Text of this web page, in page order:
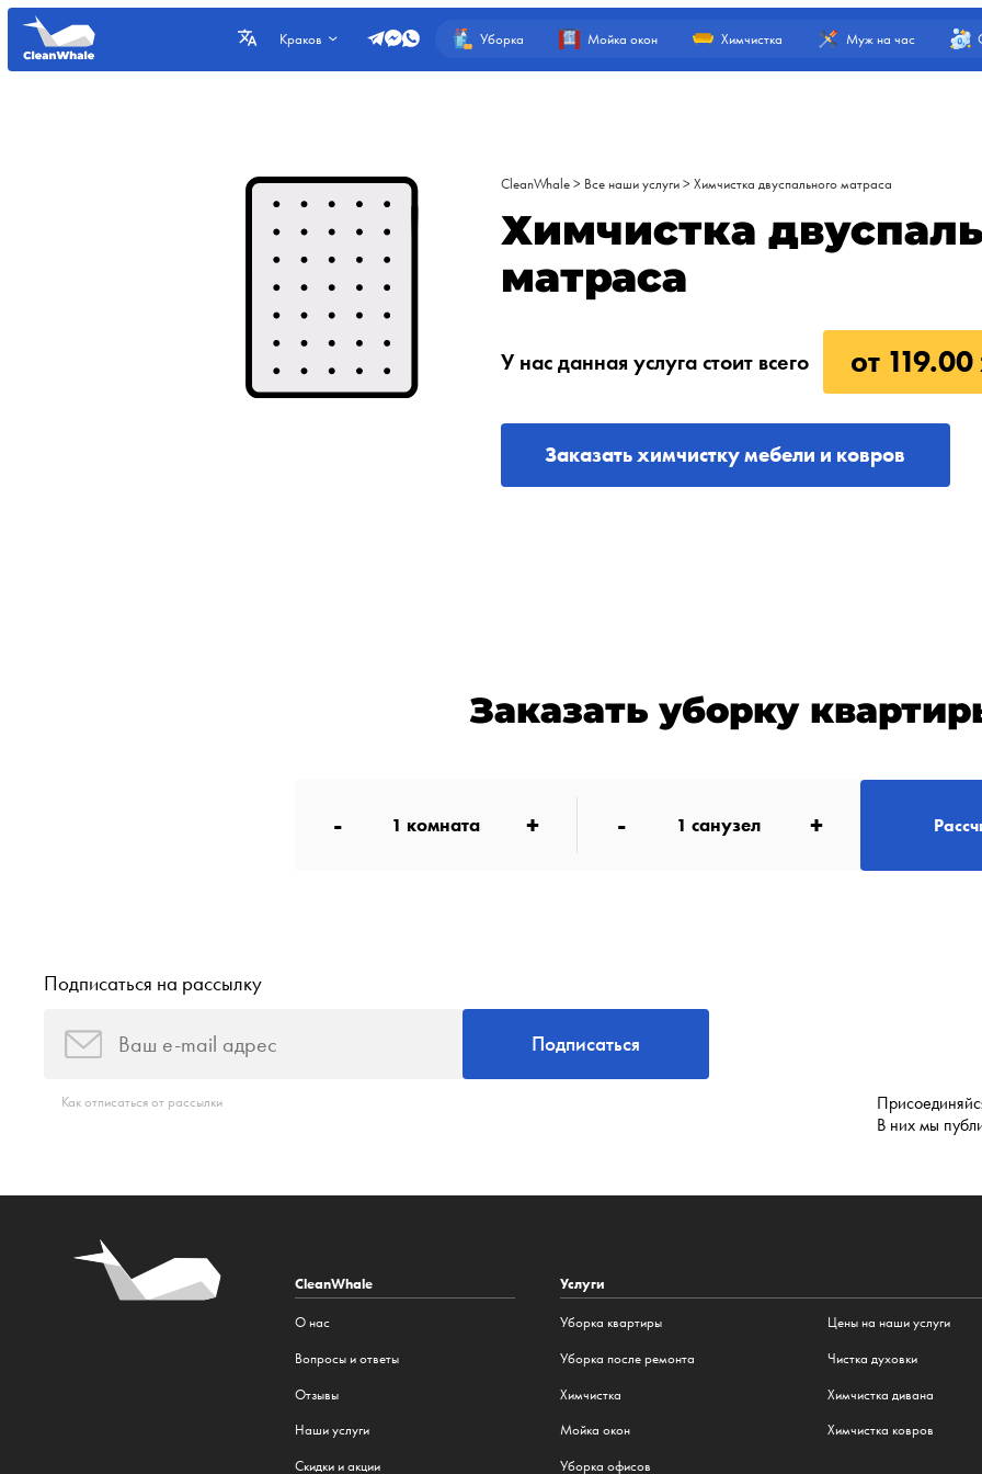
Краков Уборка Мойка окон Химчистка Муж на час
CleanWhale > Все наши услуги > Химчистка двуспального матраса
Химчистка
матраса
У нас данная услуга стоит всего от 119.00
Заказать химчистку мебели и ковров
Заказать уборку
- 1 комната + - 1 санузел +
Подписаться на рассылку
Подписаться
Как отписаться от рассылки
В них мы
CleanWhale
О нас
Вопросы и ответы
Отзывы
Наши услуги
Cкидки и акции
Услуги
Уборка квартиры
Уборка после ремонта
Химчистка
Мойка окон
Уборка офисов
Цены на наши услуги
Чистка духовки
Химчистка дивана
Химчистка ковров